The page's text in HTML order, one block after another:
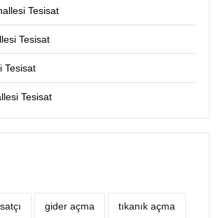
Tesisat
Tesisat
Tesisat
Tesisat
‎gider açma tıkanık açma